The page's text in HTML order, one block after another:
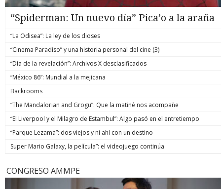
“Spiderman: Un nuevo día” Pica’o a la araña
“La Odisea”: La ley de los dioses
“Cinema Paradiso” y una historia personal del cine (3)
“Día de la revelación”: Archivos X desclasificados
“México 86”: Mundial a la mejicana
Backrooms
“The Mandalorian and Grogu”: Que la matiné nos acompañe
“El Liverpool y el Milagro de Estambul”: Algo pasó en el entretiempo
“Parque Lezama”: dos viejos y ni ahí con un destino
Super Mario Galaxy, la película”: el videojuego continúa
CONGRESO AMMPE